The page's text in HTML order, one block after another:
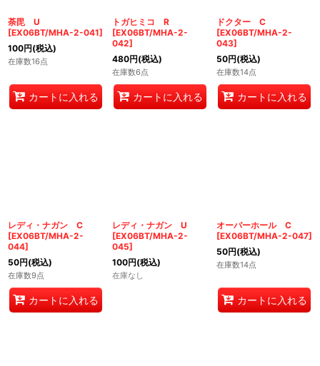
荼毘 U
[EX06BT/MHA-2-041]
100円(税込)
在庫数16点
カートに入れる
トガヒミコ R
[EX06BT/MHA-2-
042]
480円(税込)
在庫数6点
カートに入れる
ドクター C
[EX06BT/MHA-2-
043]
50円(税込)
在庫数14点
カートに入れる
レディ・ナガン C
[EX06BT/MHA-2-
044]
50円(税込)
在庫数9点
カートに入れる
レディ・ナガン U
[EX06BT/MHA-2-
045]
100円(税込)
在庫なし
オーバーホール C
[EX06BT/MHA-2-047]
50円(税込)
在庫数14点
カートに入れる